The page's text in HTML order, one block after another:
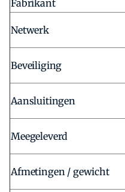
Fabrikant
Netwerk
Beveiliging
Aansluitingen
Meegeleverd
Afmetingen / gewicht